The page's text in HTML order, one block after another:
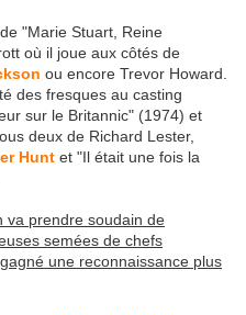
"Marie Stuart, Reine
où il joue aux côtés de
ou encore Trevor Howard.
des fresques au casting
sur le Britannic" (1974) et
deux de Richard Lester,
Hunt et "Il était une fois la
va prendre soudain de
semées de chefs
une reconnaissance plus